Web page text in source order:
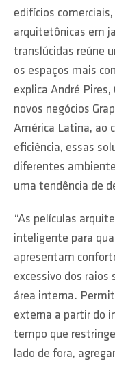
edifícios
arquitetônicas em
translúcidas reúne
os espaços mais
explica André
novos negócios
América Latina, ao
eficiência, essas
diferentes
uma tendência de
“As películas
inteligente para
apresentam
excessivo dos raios
área interna.
externa a partir do
tempo que
lado de fora,